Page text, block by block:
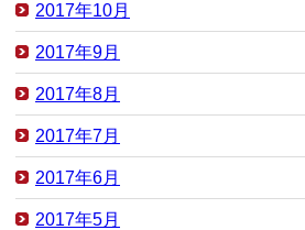
2017年10月
2017年9月
2017年8月
2017年7月
2017年6月
2017年5月